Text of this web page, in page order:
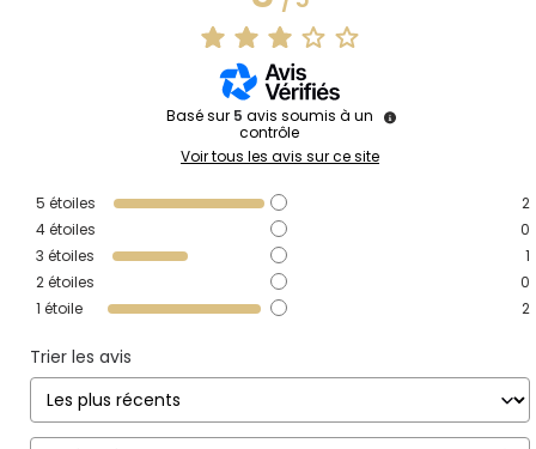
Basé sur 5 avis soumis à un
contrôle
Voir tous les avis sur ce site
5 étoiles
2
4étoiles
0
3 étoiles
1
2étoiles
0
1 étoile 2
Trier les avis